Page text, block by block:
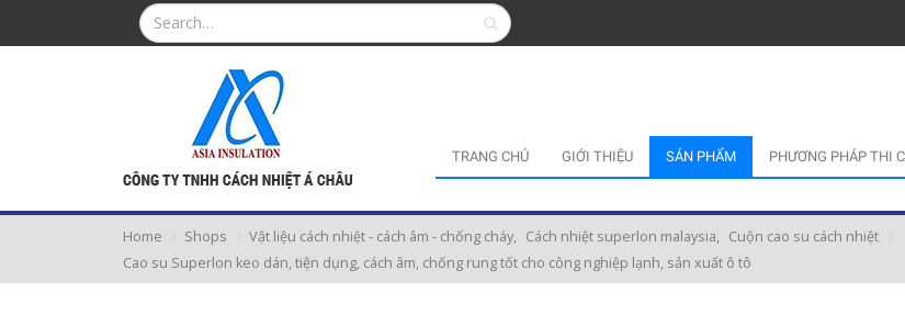
TRANG CHỦ GIỚI THIỆU SẢN PHẨM PHƯƠNG PHÁP THI
Home Shops Vật liệu cách nhiệt - cách âm - chống cháy, Cách nhiệt superlon malaysia, Cuộn cao su cách nhiệt
Cao su Superlon keo dán, tiện dụng, cách âm, chống rung tốt cho công nghiệp lạnh, sản xuất ô tô